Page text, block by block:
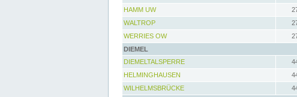
HAMM UW
WALTROP
WERRIES OW
DIEMEL
DIEMELTALSPERRE
HELMINGHAUSEN
WILHELMSBRÜCKE